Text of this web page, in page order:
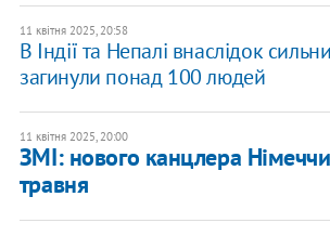
11 квітня 2025, 20:58
В Індії та Непалі внаслідок
загинули понад 100 людей
11 квітня 2025, 20:00
ЗМІ: нового канцлера
травня